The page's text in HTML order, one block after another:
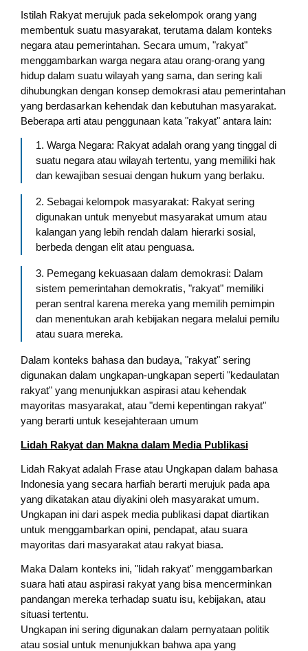
Istilah Rakyat merujuk pada sekelompok orang yang
membentuk suatu masyarakat, terutama dalam konteks
negara atau pemerintahan. Secara umum, "rakyat"
menggambarkan warga negara atau orang-orang yang
hidup dalam suatu wilayah yang sama, dan sering kali
dihubungkan dengan konsep demokrasi atau pemerintahan
yang berdasarkan kehendak dan kebutuhan masyarakat.
Beberapa arti atau penggunaan kata "rakyat" antara lain:
1. Warga Negara: Rakyat adalah orang yang tinggal di
suatu negara atau wilayah tertentu, yang memiliki hak
dan kewajiban sesuai dengan hukum yang berlaku.
2. Sebagai kelompok masyarakat: Rakyat sering
digunakan untuk menyebut masyarakat umum atau
kalangan yang lebih rendah dalam hierarki sosial,
berbeda dengan elit atau penguasa.
3. Pemegang kekuasaan dalam demokrasi: Dalam
sistem pemerintahan demokratis, "rakyat" memiliki
peran sentral karena mereka yang memilih pemimpin
dan menentukan arah kebijakan negara melalui pemilu
atau suara mereka.
Dalam konteks bahasa dan budaya, "rakyat" sering
digunakan dalam ungkapan-ungkapan seperti "kedaulatan
rakyat" yang menunjukkan aspirasi atau kehendak
mayoritas masyarakat, atau "demi kepentingan rakyat"
yang berarti untuk kesejahteraan umum
Lidah Rakyat dan Makna dalam Media Publikasi
Lidah Rakyat adalah Frase atau Ungkapan dalam bahasa
Indonesia yang secara harfiah berarti merujuk pada apa
yang dikatakan atau diyakini oleh masyarakat umum.
Ungkapan ini dari aspek media publikasi dapat diartikan
untuk menggambarkan opini, pendapat, atau suara
mayoritas dari masyarakat atau rakyat biasa.
Maka Dalam konteks ini, "lidah rakyat" menggambarkan
suara hati atau aspirasi rakyat yang bisa mencerminkan
pandangan mereka terhadap suatu isu, kebijakan, atau
situasi tertentu.
Ungkapan ini sering digunakan dalam pernyataan politik
atau sosial untuk menunjukkan bahwa apa yang